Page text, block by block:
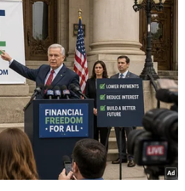
thu để siết nợ từ trước đó.
Arizona đã mở cửa vào lúc
Nội).
của công ty Catalist, tính
phương), đã có ít nhất
phiếu sớm hoặc bỏ phiếu
này, hàng chục triệu
phiếu để bầu toàn bộ 435